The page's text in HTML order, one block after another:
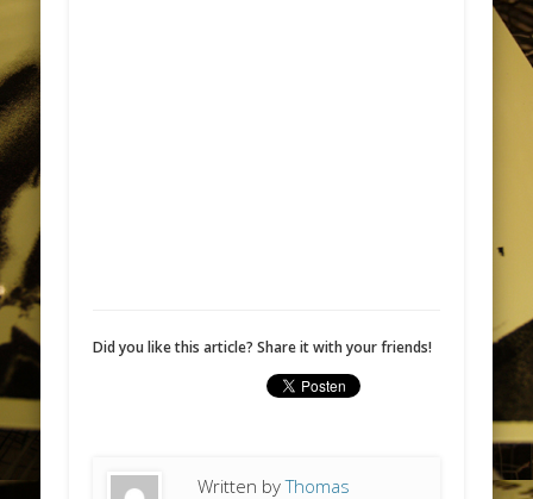
Did you like this article? Share it with your friends!
Written byThomas